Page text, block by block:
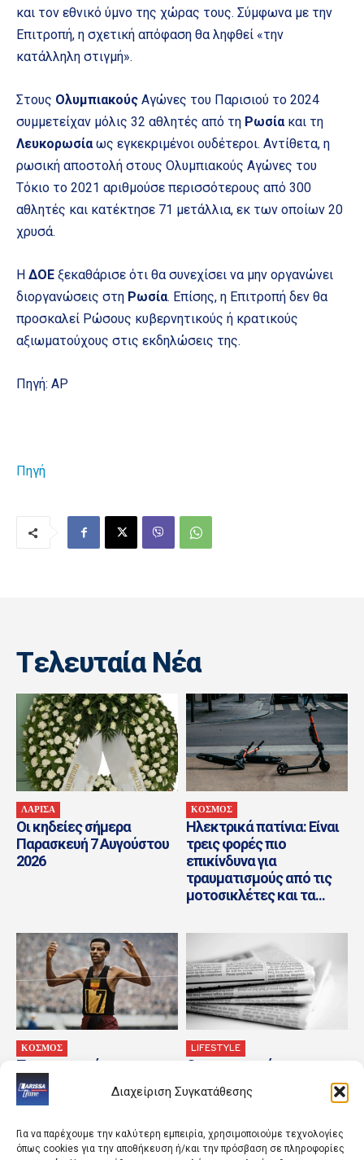
Διαχείριση Συγκατάθεσης
Για να παρέχουμε την καλύτερη εμπειρία, χρησιμοποιούμε τεχνολογίες
όπως cookies για την αποθήκευση ή/και την πρόσβαση σε πληροφορίες
και τον εθνικό ύμνο της χώρας τους. Σύμφωνα με την
Επιτροπή, η σχετική απόφαση θα ληφθεί «την
κατάλληλη στιγμή».
Στους Ολυμπιακούς Αγώνες του Παρισιού το 2024
συμμετείχαν μόλις 32 αθλητές από τη Ρωσίακαι τη
Λευκορωσίαως εγκεκριμένοι ουδέτεροι. Αντίθετα, η
ρωσική αποστολή στους Ολυμπιακούς Αγώνες του
Τόκιο το 2021 αριθμούσε περισσότερους από 300
αθλητές και κατέκτησε 71 μετάλλια, εκ των οποίων 20
χρυσά.
Η ΔΟΕ ξεκαθάρισε ότι θα συνεχίσει να μην οργανώνει
διοργανώσεις στη Ρωσία. Επίσης, η Επιτροπή δεν θα
προσκαλεί Ρώσους κυβερνητικούς ή κρατικούς
αξιωματούχους στις εκδηλώσεις της.
Πηγή: AP
Πηγή
Tελευταία Nέα
ΛΑΡΙΣΑ
Οι κηδείες σήμερα
Παρασκευή 7 Αυγούστου
2026
ΚΟΣΜΟΣ
Ηλεκτρικά πατίνια: Είναι
τρεις φορές πιο
επικίνδυνα για
τραυματισμούς από τις
μοτοσικλέτες και τα...
ΚΟΣΜΟΣ
Τα σημαντικότερα
γεγονότα της ημέρας
LIFESTYLE
Οι οικονομικές
εφημερίδες 7/8/2026